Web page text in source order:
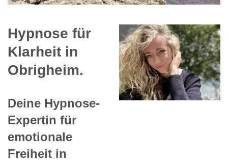
Hypnose für
Klarheit in
Obrigheim.
Deine Hypnose-
Expertin für
emotionale
Freiheit in